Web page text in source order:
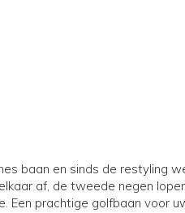
baan en sinds de restyling
af, de tweede negen
Een prachtige golfbaan voor